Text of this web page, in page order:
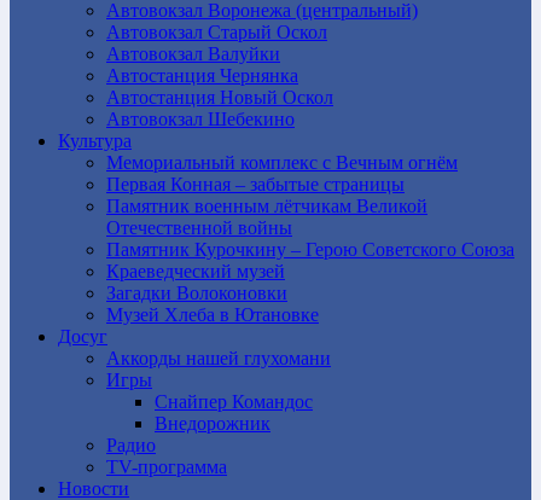
Автовокзал Воронежа (центральный)
Автовокзал Старый Оскол
Автовокзал Валуйки
Автостанция Чернянка
Автостанция Новый Оскол
Автовокзал Шебекино
Культура
Мемориальный комплекс с Вечным огнём
Первая Конная – забытые страницы
Памятник военным лётчикам Великой
Отечественной войны
Памятник Курочкину – Герою Советского Союза
Краеведческий музей
Загадки Волоконовки
Музей Хлеба в Ютановке
Досуг
Аккорды нашей глухомани
Игры
Снайпер Командос
Внедорожник
Радио
TV-программа
Новости